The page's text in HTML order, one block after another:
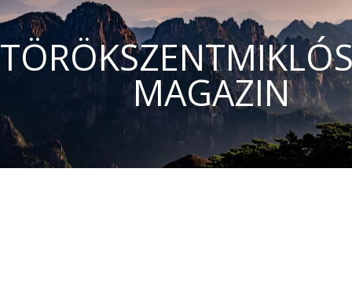
MAGAZIN